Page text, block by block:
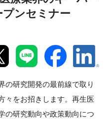
ンセミナー
の研究開発の最前線で取り
々をお招きします。再生医
の研究動向や政策動向につ